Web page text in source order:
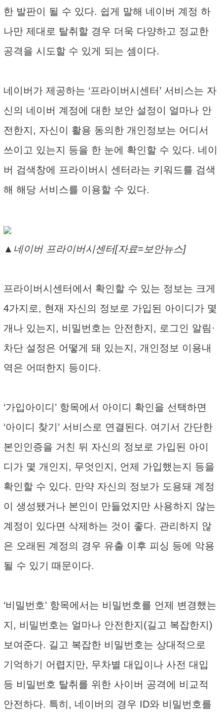
한 발판이 될 수 있다. 쉽게 말해 네이버 계정 하
나만 제대로 탈취할 경우 더욱 다양하고 정교한
공격을 시도할 수 있게 되는 셈이다.
네이버가 제공하는 ‘프라이버시센터’ 서비스는 자
신의 네이버 계정에 대한 보안 설정이 얼마나 안
전한지, 자신이 활용 동의한 개인정보는 어디서
쓰이고 있는지 등을 한 눈에 확인할 수 있다. 네이
버 검색창에 프라이버시 센터라는 키워드를 검색
해 해당 서비스를 이용할 수 있다.
▲네이버 프라이버시센터[자료=보안뉴스]
프라이버시센터에서 확인할 수 있는 정보는 크게
4가지로, 현재 자신의 정보로 가입된 아이디가 몇
개나 있는지, 비밀번호는 안전한지, 로그인 알림·
차단 설정은 어떻게 돼 있는지, 개인정보 이용내
역은 어떠한지 등이다.
‘가입아이디’ 항목에서 아이디 확인을 선택하면
‘아이디 찾기’ 서비스로 연결된다. 여기서 간단한
본인인증을 거친 뒤 자신의 정보로 가입된 아이
디가 몇 개인지, 무엇인지, 언제 가입했는지 등을
확인할 수 있다. 만약 자신의 정보가 도용돼 계정
이 생성됐거나 본인이 만들었지만 사용하지 않는
계정이 있다면 삭제하는 것이 좋다. 관리하지 않
은 오래된 계정의 경우 유출 이후 피싱 등에 악용
될 수 있기 때문이다.
‘비밀번호’ 항목에서는 비밀번호를 언제 변경했는
지, 비밀번호는 얼마나 안전한지(길고 복잡한지)
보여준다. 길고 복잡한 비밀번호는 상대적으로
기억하기 어렵지만, 무차별 대입이나 사전 대입
등 비밀번호 탈취를 위한 사이버 공격에 비교적
안전하다. 특히, 네이버의 경우 ID와 비밀번호를